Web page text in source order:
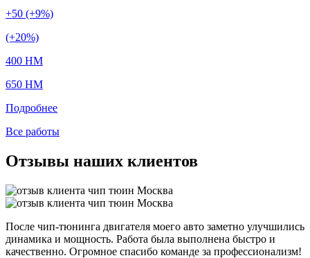
+50 (+9%)
(+20%)
400 HM
650 HM
Подробнее
Все работы
Отзывы наших клиентов
После чип-тюнинга двигателя моего авто заметно улучшились
динамика и мощность. Работа была выполнена быстро и
качественно. Огромное спасибо команде за профессионализм!